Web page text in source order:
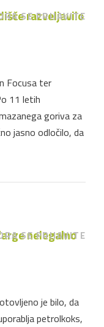
razveljavilo
SE PRIJAVITE
Focusa ter
11 letih
goriva za
jasno odločilo, da
nelegalno
SE PRIJAVITE
je bilo, da
petrolkoks,